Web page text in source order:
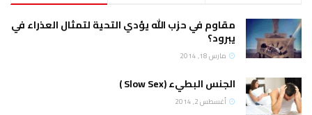
مقاوم في حزب الله يؤدي التحية لتمثال العذراء في
يبرود؟
مارس 18, 2014
الجنس البطيء (Slow Sex )
أغسطس 2, 2014